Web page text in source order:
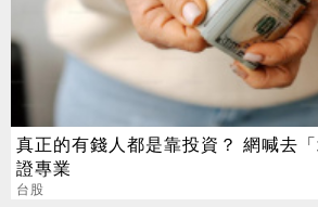
真正的有錢人都是靠投資？ 網喊去
證專業
台股